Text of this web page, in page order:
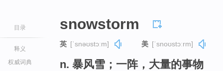
目录
释义
权威词典
snowstorm
英 [ˈsnəʊstɔːm] 美 [ˈsnoʊstɔːrm]
n. 暴风雪；一阵，大量的事物